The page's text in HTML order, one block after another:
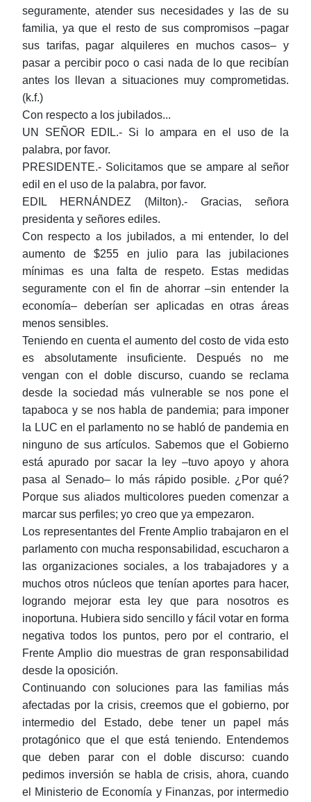
seguramente, atender sus necesidades y las de su
familia, ya que el resto de sus compromisos ‒pagar
sus tarifas, pagar alquileres en muchos casos‒ y
pasar a percibir poco o casi nada de lo que recibían
antes los llevan a situaciones muy comprometidas.
(k.f.)
Con respecto a los jubilados...
UN SEÑOR EDIL.- Si lo ampara en el uso de la
palabra, por favor.
PRESIDENTE.- Solicitamos que se ampare al señor
edil en el uso de la palabra, por favor.
EDIL HERNÁNDEZ (Milton).- Gracias, señora
presidenta y señores ediles.
Con respecto a los jubilados, a mi entender, lo del
aumento de $255 en julio para las jubilaciones
mínimas es una falta de respeto. Estas medidas
seguramente con el fin de ahorrar ‒sin entender la
economía‒ deberían ser aplicadas en otras áreas
menos sensibles.
Teniendo en cuenta el aumento del costo de vida esto
es absolutamente insuficiente. Después no me
vengan con el doble discurso, cuando se reclama
desde la sociedad más vulnerable se nos pone el
tapaboca y se nos habla de pandemia; para imponer
la LUC en el parlamento no se habló de pandemia en
ninguno de sus artículos. Sabemos que el Gobierno
está apurado por sacar la ley ‒tuvo apoyo y ahora
pasa al Senado‒ lo más rápido posible. ¿Por qué?
Porque sus aliados multicolores pueden comenzar a
marcar sus perfiles; yo creo que ya empezaron.
Los representantes del Frente Amplio trabajaron en el
parlamento con mucha responsabilidad, escucharon a
las organizaciones sociales, a los trabajadores y a
muchos otros núcleos que tenían aportes para hacer,
logrando mejorar esta ley que para nosotros es
inoportuna. Hubiera sido sencillo y fácil votar en forma
negativa todos los puntos, pero por el contrario, el
Frente Amplio dio muestras de gran responsabilidad
desde la oposición.
Continuando con soluciones para las familias más
afectadas por la crisis, creemos que elgobierno, por
intermedio del Estado, debe tener un papel más
protagónico que el que está teniendo. Entendemos
que deben parar con el doble discurso: cuando
pedimos inversión se habla de crisis, ahora, cuando
el Ministerio de Economía y Finanzas, por intermedio